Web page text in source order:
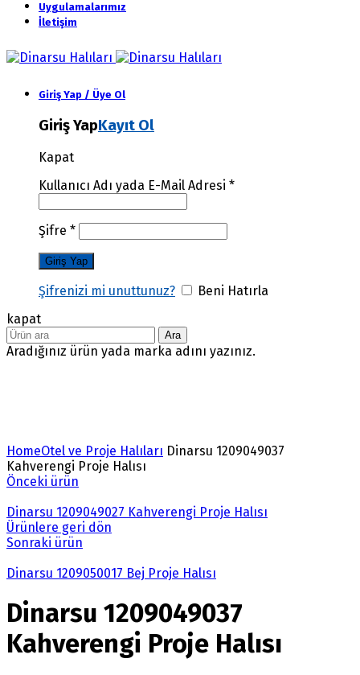
Uygulamalarımız
İletişim
Giriş Yap / Üye Ol
Giriş YapKayıt Ol
Kapat
Kullanıcı Adı yada E-Mail Adresi *
Şifre *
Şifrenizi mi unuttunuz?
Beni Hatırla
kapat
Ara
Aradığınız ürün yada marka adını yazınız.
HomeOtel ve Proje Halıları Dinarsu 1209049037
Kahverengi Proje Halısı
Önceki ürün
Dinarsu 1209049027 Kahverengi Proje Halısı
Ürünlere geri dön
Sonraki ürün
Dinarsu 1209050017 Bej Proje Halısı
Dinarsu 1209049037
Kahverengi Proje Halısı